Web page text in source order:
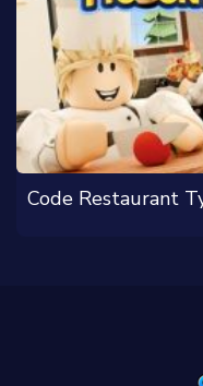
Code Restaurant